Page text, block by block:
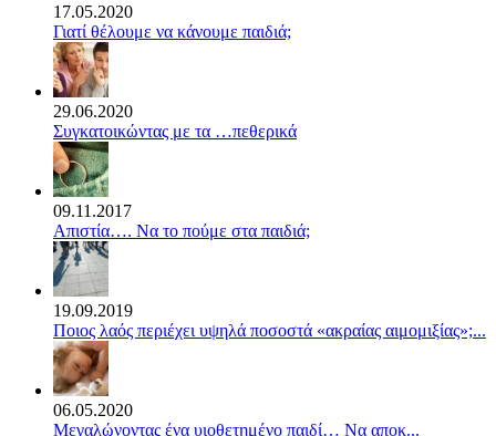
17.05.2020
Γιατί θέλουμε να κάνουμε παιδιά;
29.06.2020
Συγκατοικώντας με τα …πεθερικά
09.11.2017
Απιστία…. Να το πούμε στα παιδιά;
19.09.2019
Ποιος λαός περιέχει υψηλά ποσοστά «ακραίας αιμομιξίας»;...
06.05.2020
Mεγαλώνοντας ένα υιοθετημένο παιδί… Να αποκ...